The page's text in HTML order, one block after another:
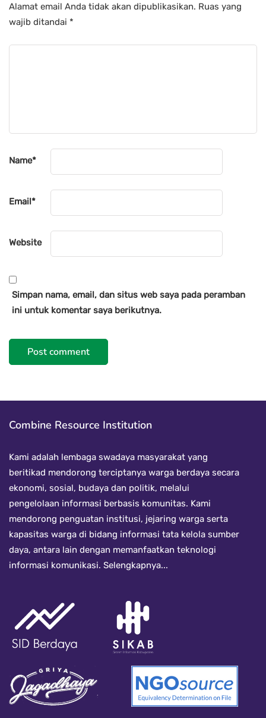
Alamat email Anda tidak akan dipublikasikan. Ruas yang
wajib ditandai *
Name*
Email*
Website
Simpan nama, email, dan situs web saya pada peramban
ini untuk komentar saya berikutnya.
Combine Resource Institution
Kami adalah lembaga swadaya masyarakat yang
beritikad mendorong terciptanya warga berdaya secara
ekonomi, sosial, budaya dan politik, melalui
pengelolaan informasi berbasis komunitas. Kami
mendorong penguatan institusi, jejaring warga serta
kapasitas warga di bidang informasi tata kelola sumber
daya, antara lain dengan memanfaatkan teknologi
informasi komunikasi. Selengkapnya...